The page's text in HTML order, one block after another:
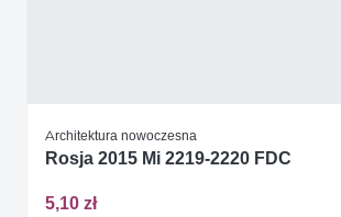
Architektura nowoczesna
Rosja 2015 Mi 2219-2220 FDC
5,10 zł